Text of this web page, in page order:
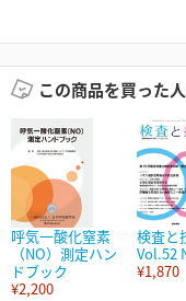
この商品を買った
呼気一酸化窒素
（NO）測定ハン
ドブック
¥2,200
検査と
Vol.52
¥1,870